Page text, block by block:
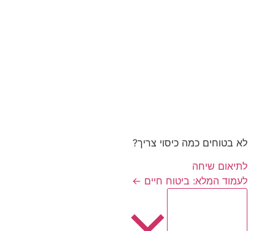
לא בטוחים כמה כיסוי צריך?
לתיאום שיחה
לעמוד המלא: ביטוח חיים ←